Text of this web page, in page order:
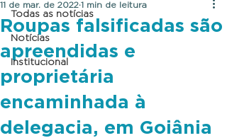
Todas as notícias
Notícias
Institucional
Roupas falsificadas são
apreendidas e
proprietária
encaminhada à
delegacia, em Goiânia
11 de mar. de 2022 1 min de leitura